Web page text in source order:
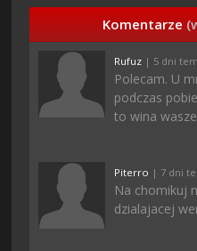
Komentarze
Rufuz | 5 dni
Polecam. U
podczas
to wina
Piterro | 7 dni
Na chomikuj
dzialajacej